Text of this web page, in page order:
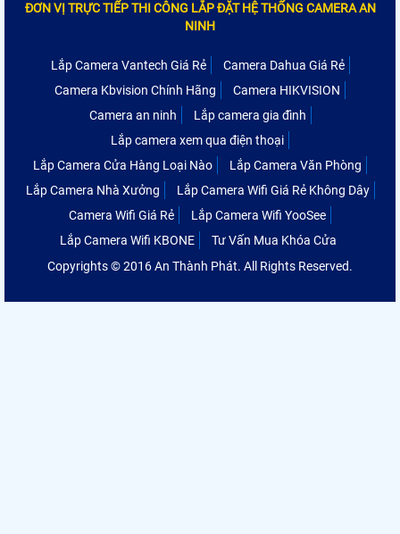
ĐƠN VỊ TRỰC TIẾP THI CÔNG LẮP ĐẶT HỆ THỐNG CAMERA AN
NINH
Lắp Camera Vantech Giá Rẻ
Camera Dahua Giá Rẻ
Camera Kbvision Chính Hãng
Camera HIKVISION
Camera an ninh
Lắp camera gia đình
Lắp camera xem qua điện thoại
Lắp Camera Cửa Hàng Loại Nào
Lắp Camera Văn Phòng
Lắp Camera Nhà Xưởng
Lắp Camera Wifi Giá Rẻ Không Dây
Camera Wifi Giá Rẻ
Lắp Camera Wifi YooSee
Lắp Camera Wifi KBONE
Tư Vấn Mua Khóa Cửa
Copyrights © 2016 An Thành Phát. All Rights Reserved.